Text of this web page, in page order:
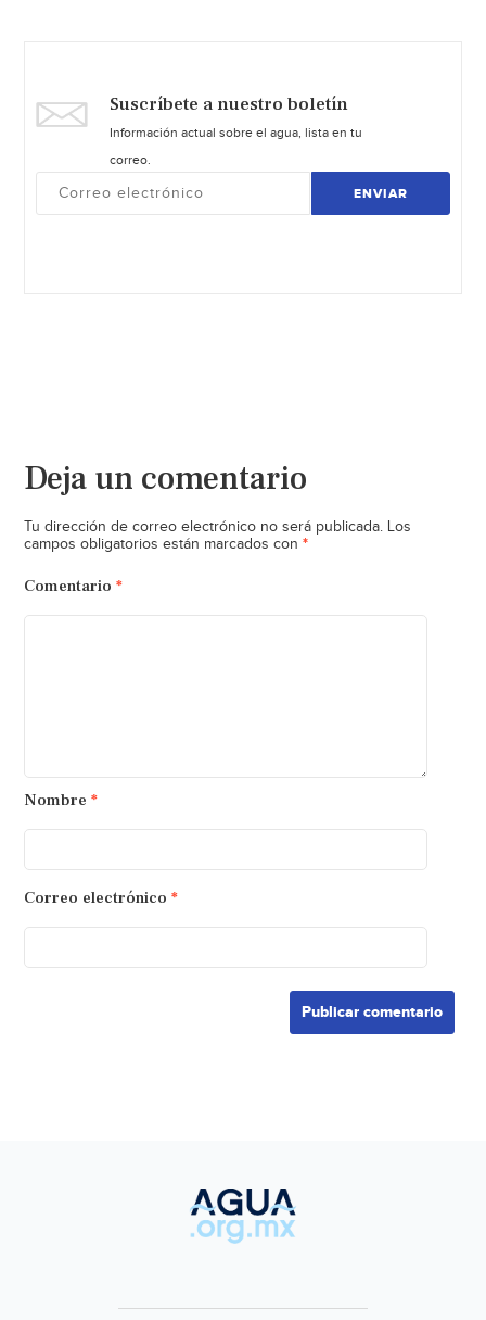
Suscríbete a nuestro boletín
Información actual sobre el agua, lista en tu
correo.
ENVIAR
Deja un comentario
Tu dirección de correo electrónico no será publicada. Los
campos obligatorios están marcados con *
Comentario *
Nombre *
Correo electrónico *